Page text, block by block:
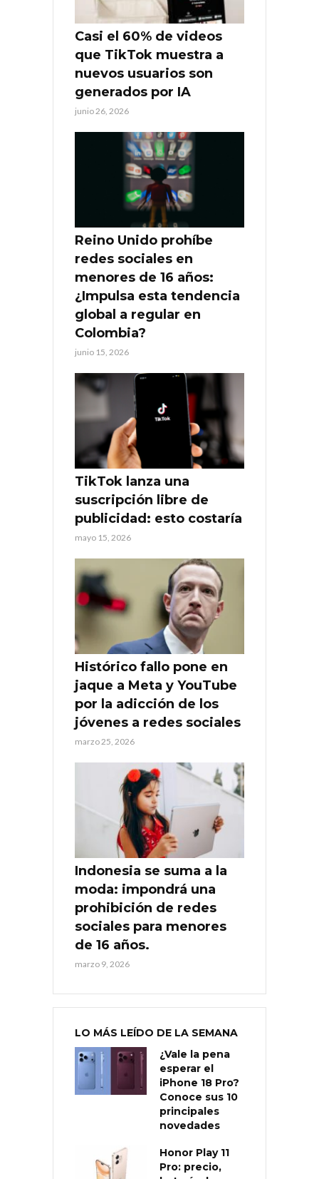
Casi el 60% de videos
que TikTok muestra a
nuevos usuarios son
generados por IA
junio 26, 2026
Reino Unido prohíbe
redes sociales en
menores de 16 años:
¿Impulsa esta tendencia
global a regular en
Colombia?
junio 15, 2026
TikTok lanza una
suscripción libre de
publicidad: esto costaría
mayo 15, 2026
Histórico fallo pone en
jaque a Meta y YouTube
por la adicción de los
jóvenes a redes sociales
marzo 25, 2026
Indonesia se suma a la
moda: impondrá una
prohibición de redes
sociales para menores
de 16 años.
marzo 9, 2026
LO MÁS LEÍDO DE LA SEMANA
¿Vale la pena
esperar el
iPhone 18 Pro?
Conoce sus 10
principales
novedades
Honor Play 11
Pro: precio,